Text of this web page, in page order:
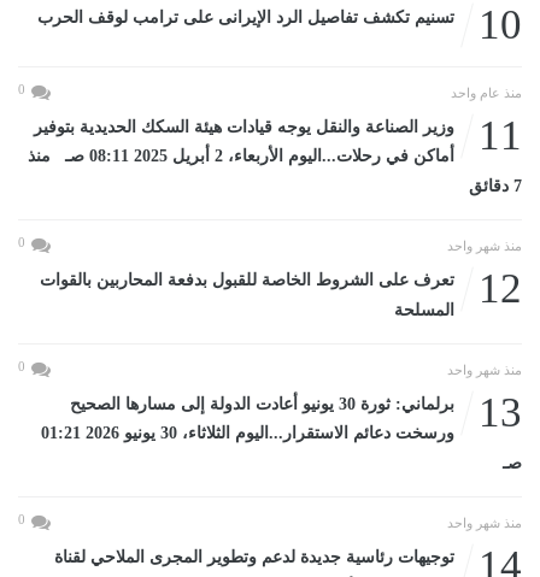
10 تسنيم تكشف تفاصيل الرد الإيرانى على ترامب لوقف الحرب
منذ عام واحد 0
11
وزير الصناعة والنقل يوجه قيادات هيئة السكك الحديدية بتوفير
أماكن في رحلات...اليوم الأربعاء، 2 أبريل 2025 08:11 صـ منذ
7 دقائق
منذ شهر واحد 0
12
تعرف على الشروط الخاصة للقبول بدفعة المحاربين بالقوات
المسلحة
منذ شهر واحد 0
13
برلماني: ثورة 30 يونيو أعادت الدولة إلى مسارها الصحيح
ورسخت دعائم الاستقرار...اليوم الثلاثاء، 30 يونيو 2026 01:21
صـ
منذ شهر واحد 0
14
توجيهات رئاسية جديدة لدعم وتطوير المجرى الملاحي لقناة